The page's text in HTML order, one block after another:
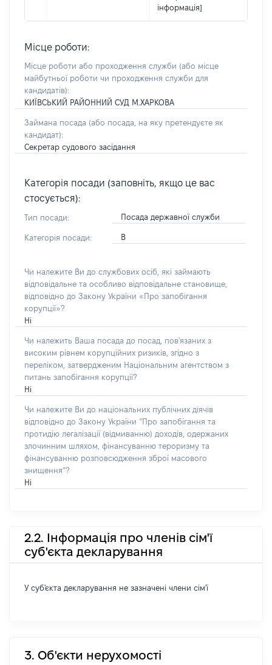
інформація]
Місце роботи:
Місце роботи або проходження служби (або місце
майбутньої роботи чи проходження служби для
кандидатів):
КИЇВСЬКИЙ РАЙОННИЙ СУД М.ХАРКОВА
Займана посада (або посада, на яку претендуєте як
кандидат):
Секретар судового засідання
Категорія посади (заповніть, якщо це вас
стосується):
Тип посади: Посада державної служби
Категорія посади: В
Чи належите Ви до службових осіб, які займають
відповідальне та особливо відповідальне становище,
відповідно до Закону України «Про запобігання
корупції»?
Ні
Чи належить Ваша посада до посад, пов'язаних з
високим рівнем корупційних ризиків, згідно з
переліком, затвердженим Національним агентством з
питань запобігання корупції?
Ні
Чи належите Ви до національних публічних діячів
відповідно до Закону України “Про запобігання та
протидію легалізації (відмиванню) доходів, одержаних
злочинним шляхом, фінансуванню тероризму та
фінансуванню розповсюдження зброї масового
знищення”?
Ні
2.2. Інформація про членів сім'ї
суб'єкта декларування
У суб'єкта декларування не зазначені члени сім'ї
3. Об'єкти нерухомості